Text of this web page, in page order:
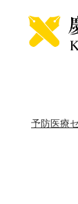
予防医療